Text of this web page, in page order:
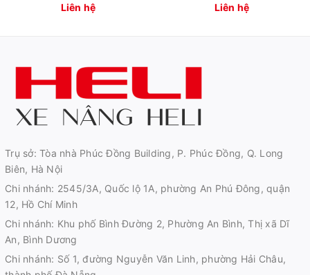
Liên hệ
Liên hệ
Trụ sở: Tòa nhà Phúc Đồng Building, P. Phúc Đồng, Q. Long
Biên, Hà Nội
Chi nhánh: 2545/3A, Quốc lộ 1A, phường An Phú Đông, quận
12, Hồ Chí Minh
Chi nhánh: Khu phố Bình Đường 2, Phường An Bình, Thị xã Dĩ
An, Bình Dương
Chi nhánh: Số 1, đường Nguyễn Văn Linh, phường Hải Châu,